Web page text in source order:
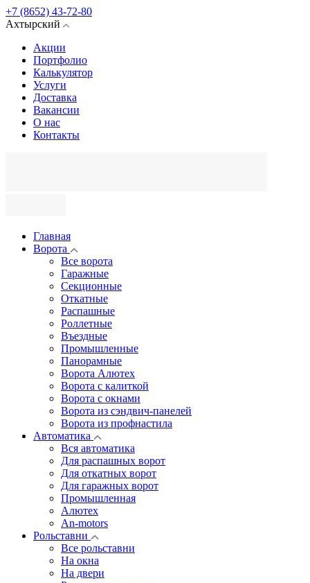
+7 (8652) 43-72-80
Ахтырский
Акции
Портфолио
Калькулятор
Услуги
Доставка
Вакансии
О нас
Контакты
Главная
Ворота
Все ворота
Гаражные
Секционные
Откатные
Распашные
Роллетные
Въездные
Промышленные
Панорамные
Ворота Алютех
Ворота с калиткой
Ворота c окнами
Ворота из сэндвич-панелей
Ворота из профнастила
Автоматика
Вся автоматика
Для распашных ворот
Для откатных ворот
Для гаражных ворот
Промышленная
Алютех
An-motors
Рольставни
Все рольставни
На окна
На двери